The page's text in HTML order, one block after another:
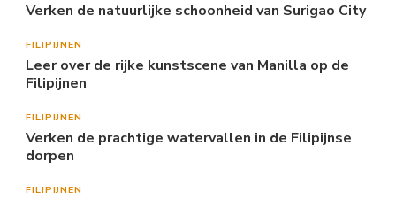
Verken de natuurlijke schoonheid van Surigao City
FILIPIJNEN
Leer over de rijke kunstscene van Manilla op de
Filipijnen
FILIPIJNEN
Verken de prachtige watervallen in de Filipijnse
dorpen
FILIPIJNEN